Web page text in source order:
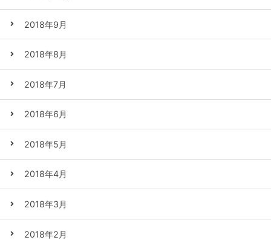
2018年9月
2018年8月
2018年7月
2018年6月
2018年5月
2018年4月
2018年3月
2018年2月